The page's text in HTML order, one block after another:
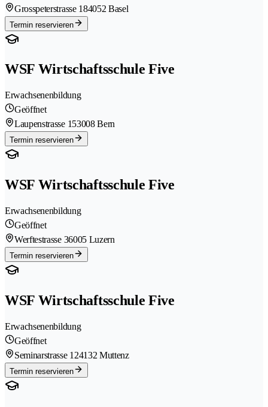
Grosspeterstrasse 184052 Basel
Termin reservieren
WSF Wirtschaftsschule Five
Erwachsenenbildung
Geöffnet
Laupenstrasse 153008 Bern
Termin reservieren
WSF Wirtschaftsschule Five
Erwachsenenbildung
Geöffnet
Werftestrasse 36005 Luzern
Termin reservieren
WSF Wirtschaftsschule Five
Erwachsenenbildung
Geöffnet
Seminarstrasse 124132 Muttenz
Termin reservieren